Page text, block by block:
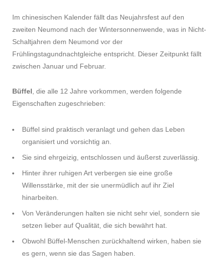
Im chinesischen Kalender fällt das Neujahrsfest auf den
zweiten Neumond nach der Wintersonnenwende, was in Nicht-
Schaltjahren dem Neumond vor der
Frühlingstagundnachtgleiche entspricht. Dieser Zeitpunkt fällt
zwischen Januar und Februar.
Büffel , die alle 12 Jahre vorkommen, werden folgende
Eigenschaften zugeschrieben:
Büffel sind praktisch veranlagt und gehen das Leben
organisiert und vorsichtig an.
Sie sind ehrgeizig, entschlossen und äußerst zuverlässig.
Hinter ihrer ruhigen Art verbergen sie eine große
Willensstärke, mit der sie unermüdlich auf ihr Ziel
hinarbeiten.
Von Veränderungen halten sie nicht sehr viel, sondern sie
setzen lieber auf Qualität, die sich bewährt hat.
Obwohl Büffel-Menschen zurückhaltend wirken, haben sie
es gern, wenn sie das Sagen haben.